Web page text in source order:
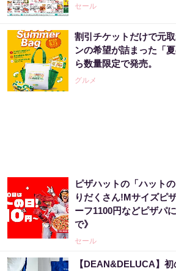
セール
割引チケットだけで元
ンの希望が詰まった「
ら数量限定で発売。
グルメ
ピザハットの「ハット
りだくさん!Mサイズピ
ーフ1100円などピザパ
で》
セール
【DEAN&DELUCA】